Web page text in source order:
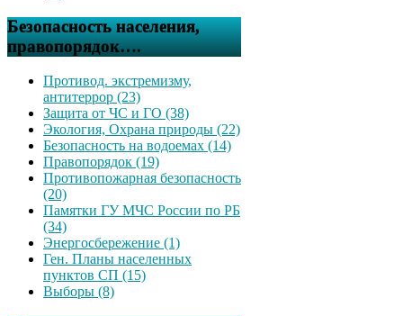
Безопасность населения,
правопорядок….
Противод. экстремизму,
антитеррор (23)
Защита от ЧС и ГО (38)
Экология, Охрана природы (22)
Безопасность на водоемах (14)
Правопорядок (19)
Противопожарная безопасность
(20)
Памятки ГУ МЧС России по РБ
(34)
Энергосбережение (1)
Ген. Планы населенных
пунктов СП (15)
Выборы (8)